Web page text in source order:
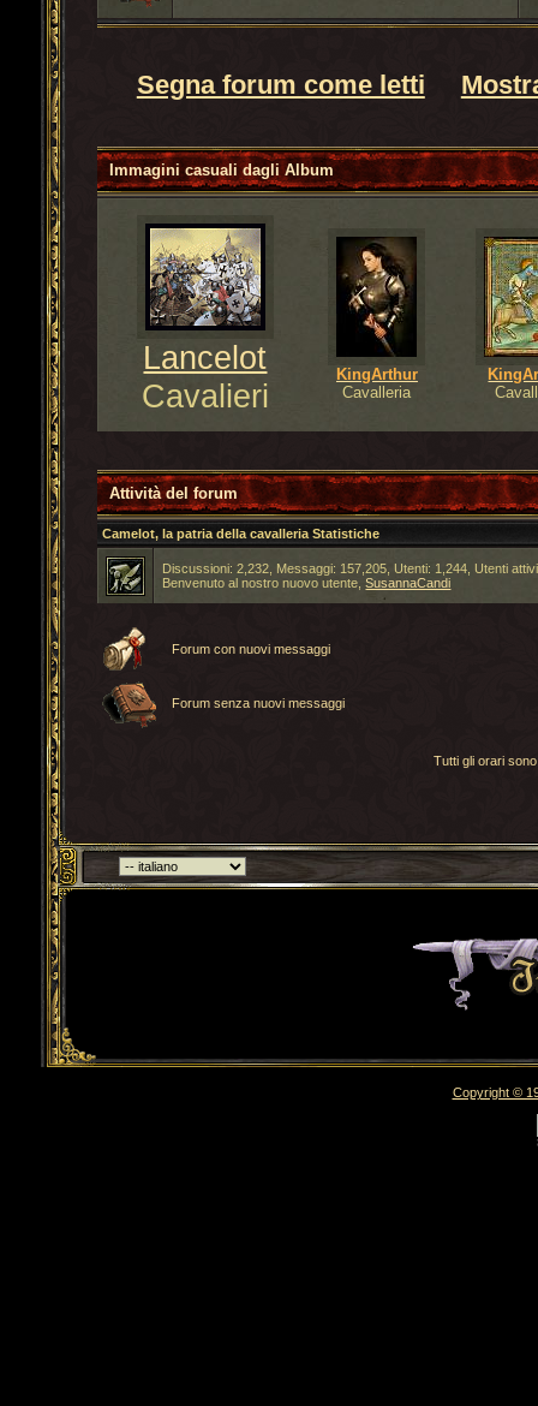
Segna forum come letti
Immagini casuali dagliAlbum
Lancelot
Cavalieri
KingArthur
Cavalleria
Attività del forum
Camelot, la patria della cavalleria Statistiche
Discussioni: 2,232, Messaggi: 157,205, Utenti: 1,244, Utenti
Benvenuto al nostro nuovo utente,SusannaCandi
Forum con nuovi messaggi
Forum senza nuovi messaggi
Tutti gli orari
Torna indietro
Copyright ©